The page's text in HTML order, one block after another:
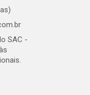
SAC -